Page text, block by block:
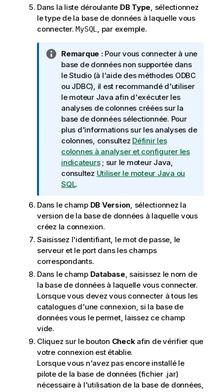
Dans la liste déroulante DB Type, sélectionnez
le type de la base de données à laquelle vous
connecter.MySQL, par exemple.
N
o
t
e
I
n
f
o
r
m
a
t
i
n
s
Remarque :Pour vous connecter à une
base de données non supportée dans
le Studio (à l'aide des méthodes ODBC
ou JDBC), il est recommandé d'utiliser
le moteur Java afin d'exécuter les
analyses de colonnes créées sur la
base de données sélectionnée. Pour
plus d'informations sur les analyses de
colonnes, consultez Définir les
colonnes à analyser et configurer les
indicateurs; sur le moteur Java,
consultez Utiliser le moteur Java ou
SQL.
Dans le champ DB Version, sélectionnez la
version de la base de données à laquelle vous
créez la connexion.
Saisissez l'identifiant, le mot de passe, le
serveur et le port dans les champs
correspondants.
Dans le champ Database, saisissez le nom de
la base de données à laquelle vous connecter.
Lorsque vous devez vous connecter à tous les
catalogues d'une connexion, si la base de
données vous le permet, laissez ce champ
vide.
Cliquez sur le bouton Checkafin de vérifier que
votre connexion est établie.
Lorsque vous n'avez pas encore installé le
pilote de la base de données (fichier .jar)
nécessaire à l'utilisation de la base de données,